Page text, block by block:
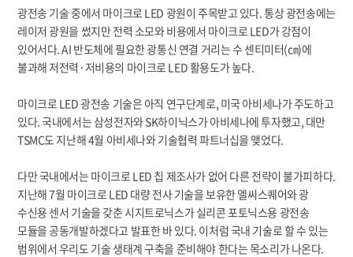
광전송 기술 중에서 마이크로 LED 광원이 주목받고 있다. 통상 광전송에는
레이저 광원을 썼지만 전력 소모와 비용에서 마이크로 LED가 강점이
있어서다. AI 반도체에 필요한 광통신 연결 거리는 수 센티미터(㎝)에
불과해 저전력·저비용의 마이크로 LED 활용도가 높다.
마이크로 LED 광전송 기술은 아직 연구단계로, 미국 아비세나가 주도하고
있다. 국내에서는 삼성전자와 SK하이닉스가 아비세나에 투자했고, 대만
TSMC도 지난해 4월 아비세나와 기술협력 파트너십을 맺었다.
다만 국내에서는 마이크로 LED 칩 제조사가 없어 다른 전략이 불가피하다.
지난해 7월 마이크로 LED 대량 전사 기술을 보유한 엘씨스퀘어와 광
수신용 센서 기술을 갖춘 시지트로닉스가 실리콘 포토닉스용 광전송
모듈을 공동개발하겠다고 발표한 바 있다. 이처럼 국내 기술로 할 수 있는
범위에서 우리도 기술 생태계 구축을 준비해야 한다는 목소리가 나온다.